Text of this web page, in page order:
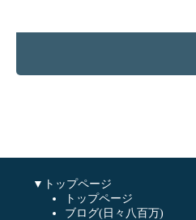
▼トップページ
トップページ
ブログ(日々八百万)